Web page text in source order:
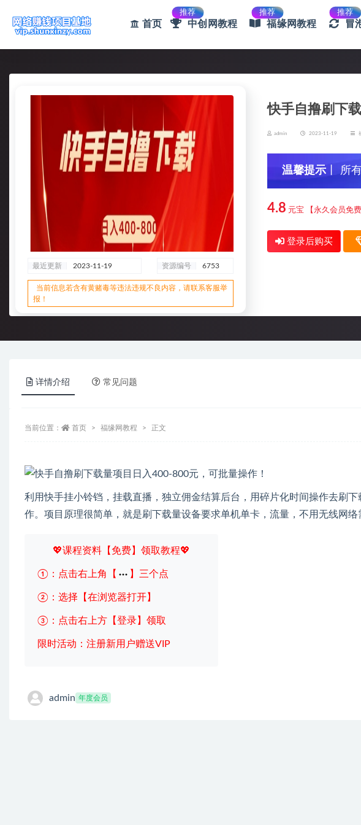
首页
推荐
中创网教程
推荐
福缘网教程
推荐
冒
最近更新 2023-11-19 资源编号 6753
当前信息若含有黄赌毒等违法违规不良内容，请联系客服举
报！
快手自撸刷下
admin 2023-11-19
温馨提示 丨 所
信，谨防上当
4.8 元宝 【永久会员免
登录后购买
详情介绍 常见问题
当前位置： 首页 福缘网教程 正文
利用快手挂小铃铛，挂载直播，独立佣金结算后台，用碎片化时间操作去刷
作。项目原理很简单，就是刷下载量设备要求单机单卡，流量，不用无线网
💖课程资料【免费】领取教程💖
①：点击右上角【 】三个点
②：选择【在浏览器打开】
③：点击右上方【登录】领取
限时活动：注册新用户赠送VIP
admin 年度会员